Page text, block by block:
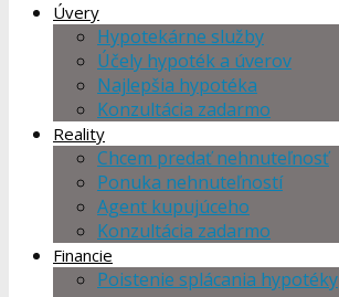
Úvery
Hypotekárne služby
Účely hypoték a úverov
Najlepšia hypotéka
Konzultácia zadarmo
Reality
Chcem predať nehnuteľnosť
Ponuka nehnuteľností
Agent kupujúceho
Konzultácia zadarmo
Financie
Poistenie splácania hypotéky